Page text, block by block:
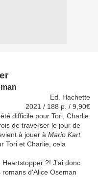
Ed. Hachette
2021 / 188 p. / 9,90€
difficile pour Tori, Charlie
de traverser le jour de
à jouer à Mario Kart
Tori et Charlie, cela
Heartstopper ?! J'ai donc
d'Alice Oseman